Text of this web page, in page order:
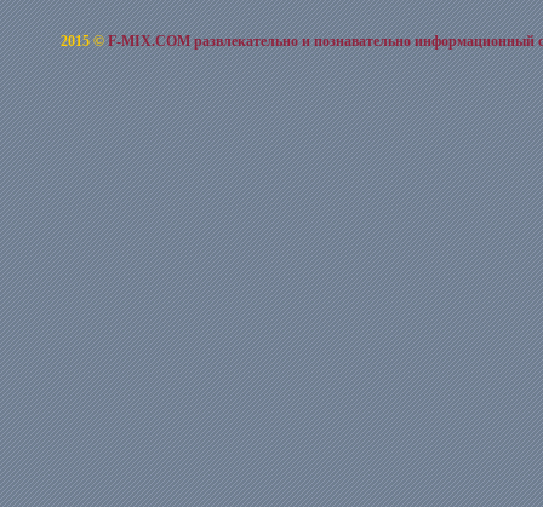
2015 ©F-MIX.COM развлекательно и познавательно информационный